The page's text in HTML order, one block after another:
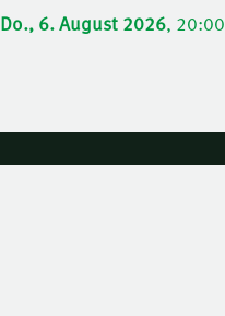
Do., 6. August 2026, 20:00